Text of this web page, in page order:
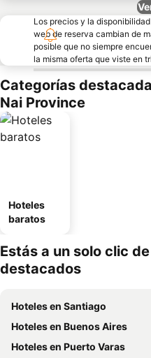
Los precios y la
web de reserva cambian de
posible que no siempre
la misma oferta que viste en
Categorías
Nai Province
Hoteles
baratos
Estás a un solo clic
destacados
Hoteles en Santiago
Hoteles en Buenos Aires
Hoteles en Puerto Varas